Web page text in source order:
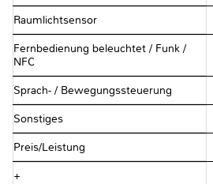
Raumlichtsensor
Fernbedienung beleuchtet / Funk /
NFC
Sprach- / Bewegungssteuerung
Sonstiges
Preis/Leistung
+